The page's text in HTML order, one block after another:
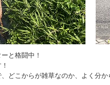
と格闘中！
どこからが雑草なのか、よく分